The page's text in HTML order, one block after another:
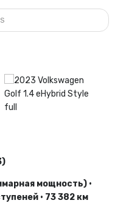
мощность) •
• 73 382 км